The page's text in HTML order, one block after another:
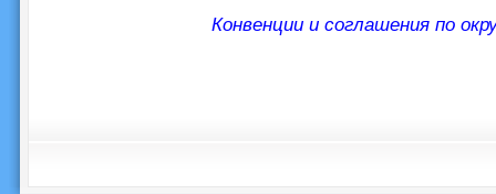
Конвенции и соглашения по